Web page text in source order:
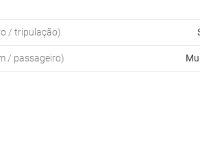
/ tripulação)
/ passageiro)